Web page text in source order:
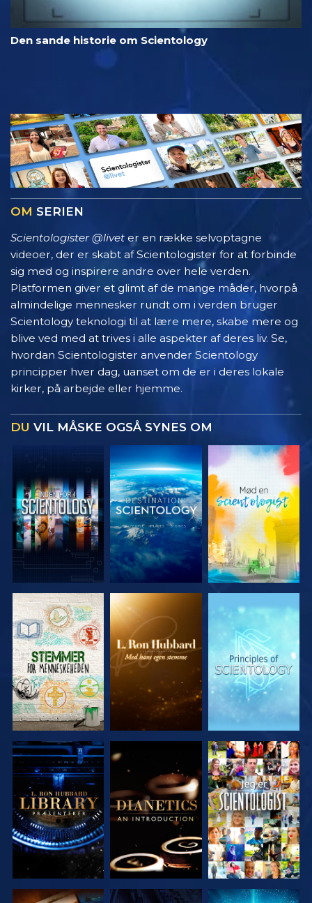
Den sande historie om Scientology
OM SERIEN
Scientologister @livet er en række selvoptagne
videoer, der er skabt af Scientologister for at forbinde
sig med og inspirere andre over hele verden.
Platformen giver et glimt af de mange måder, hvorpå
almindelige mennesker rundt om i verden bruger
Scientology teknologi til at lære mere, skabe mere og
blive ved med at trives i alle aspekter af deres liv. Se,
hvordan Scientologister anvender Scientology
principper hver dag, uanset om de er i deres lokale
kirker, på arbejde eller hjemme.
DU VIL MÅSKE OGSÅ SYNES OM
UDFORSK
SERIEN
UDFORSK
SERIEN
UDFORSK
SERIEN
UDFORSK
SERIEN
UDFORSK
SERIEN
SE